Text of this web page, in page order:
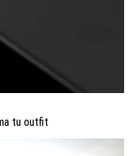
tu outfit